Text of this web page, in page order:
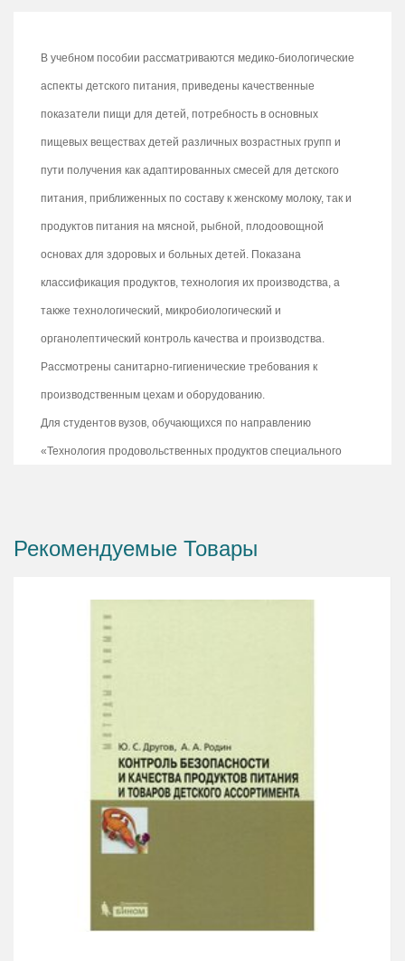
В учебном пособии рассматриваются медико-биологические
аспекты детского питания, приведены качественные
показатели пищи для детей, потребность в основных
пищевых веществах детей различных возрастных групп и
пути получения как адаптированных смесей для детского
питания, приближенных по составу к женскому молоку, так и
продуктов питания на мясной, рыбной, плодоовощной
основах для здоровых и больных детей. Показана
классификация продуктов, технология их производства, а
также технологический, микробиологический и
органолептический контроль качества и производства.
Рассмотрены санитарно-гигиенические требования к
производственным цехам и оборудованию.
Для студентов вузов, обучающихся по направлению
«Технология продовольственных продуктов специального
интересна широкому кругу читателей.
Рекомендуемые Товары